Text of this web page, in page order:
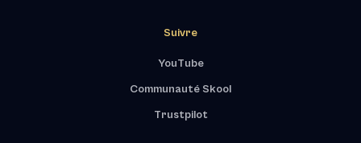
Suivre
YouTube
Communauté Skool
Trustpilot